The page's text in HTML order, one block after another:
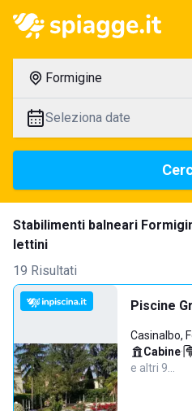
Formigine
Seleziona date
Stabilimenti balneari
lettini
19 Risultati
Piscine
Casinalbo,
Cabine·
e altri 9…